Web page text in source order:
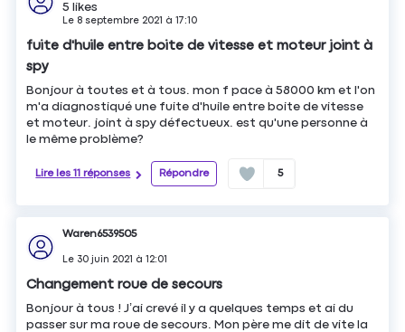
5 likes
Le 8 septembre 2021 à17:10
fuite d'huile entre boite de vitesse et moteur joint à
spy
Bonjour à toutes et à tous. mon f pace à 58000 km et l'on
m'a diagnostiqué une fuite d'huile entre boite de vitesse
et moteur. joint à spy défectueux. est qu'une personne à
le même problème?
Lire les 11 réponses Répondre 5
Waren6539505
Le 30 juin 2021 à12:01
Changement roue de secours
Bonjour à tous ! J’ai crevé il y a quelques temps et ai du
passer sur ma roue de secours. Mon père me dit de vite la